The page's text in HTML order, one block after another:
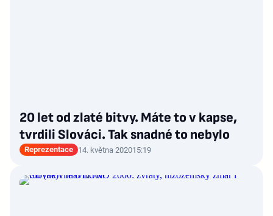
20 let od zlaté bitvy. Máte to v kapse,
tvrdili Slováci. Tak snadné to nebylo
Reprezentace 14. května 202015:19